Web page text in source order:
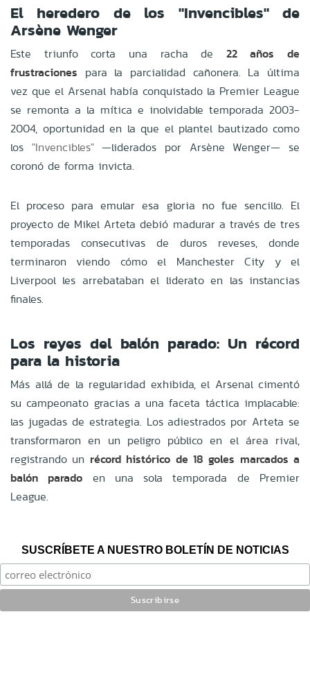
El heredero de los "Invencibles" de
Arsène Wenger
Este triunfo corta una racha de 22 años de
frustraciones para la parcialidad cañonera. La última
vez que el Arsenal había conquistado la Premier League
se remonta a la mítica e inolvidable temporada 2003-
2004, oportunidad en la que el plantel bautizado como
los "Invencibles"—liderados por Arsène Wenger— se
coronó de forma invicta.
El proceso para emular esa gloria no fue sencillo. El
proyecto de Mikel Arteta debió madurar a través de tres
temporadas consecutivas de duros reveses, donde
terminaron viendo cómo el Manchester City y el
Liverpool les arrebataban el liderato en las instancias
finales.
Los reyes del balón parado: Un récord
para la historia
Más allá de la regularidad exhibida, el Arsenal cimentó
su campeonato gracias a una faceta táctica implacable:
las jugadas de estrategia. Los adiestrados por Arteta se
transformaron en un peligro público en el área rival,
registrando un récord histórico de 18 goles marcados a
balón parado en una sola temporada de Premier
League.
SUSCRÍBETE A NUESTRO BOLETÍN DE NOTICIAS